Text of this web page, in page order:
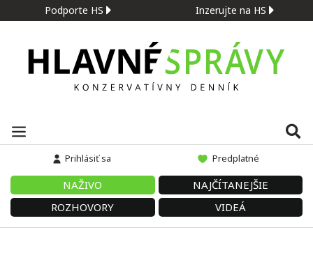
Podporte HS Inzerujte na HS
Prihlásiť sa Predplatné
NAŽIVO
NAJČÍTANEJŠIE
ROZHOVORY
VIDEÁ